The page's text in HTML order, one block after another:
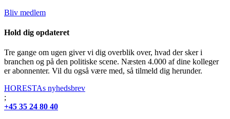
Bliv medlem
Hold dig opdateret
Tre gange om ugen giver vi dig overblik over, hvad der sker i
branchen og på den politiske scene. Næsten 4.000 af dine kolleger
er abonnenter. Vil du også være med, så tilmeld dig herunder.
HORESTAs nyhedsbrev
;
+45 35 24 80 40